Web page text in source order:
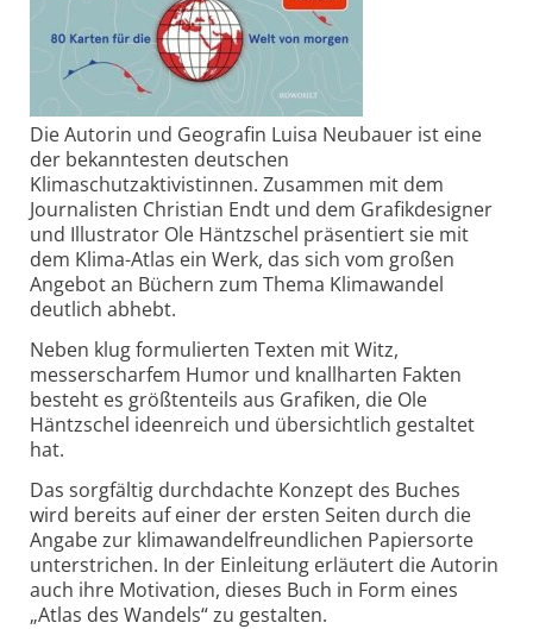
Die Autorin und Geografin Luisa Neubauer ist eine
der bekanntesten deutschen
Klimaschutzaktivistinnen. Zusammen mit dem
Journalisten Christian Endt und dem Grafikdesigner
und Illustrator Ole Häntzschel präsentiert sie mit
dem Klima-Atlas ein Werk, das sich vom großen
Angebot an Büchern zum Thema Klima­wandel
deutlich abhebt.
Neben klug formulierten Texten mit Witz,
messerscharfem Humor und knallharten Fakten
besteht es größtenteils aus Grafiken, die Ole
Häntzschel ideenreich und übersichtlich gestaltet
hat.
Das sorgfältig durchdachte Konzept des Buches
wird bereits auf einer der ersten Seiten durch die
Angabe zur klimawandelfreundlichen Papiersorte
unterstrichen. In der Einleitung erläutert die Autorin
auch ihre Motivation, dieses Buch in Form eines
„Atlas des Wandels“ zu gestalten.